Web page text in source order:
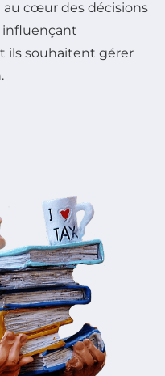
au cœur des décisions
influençant
ils souhaitent gérer